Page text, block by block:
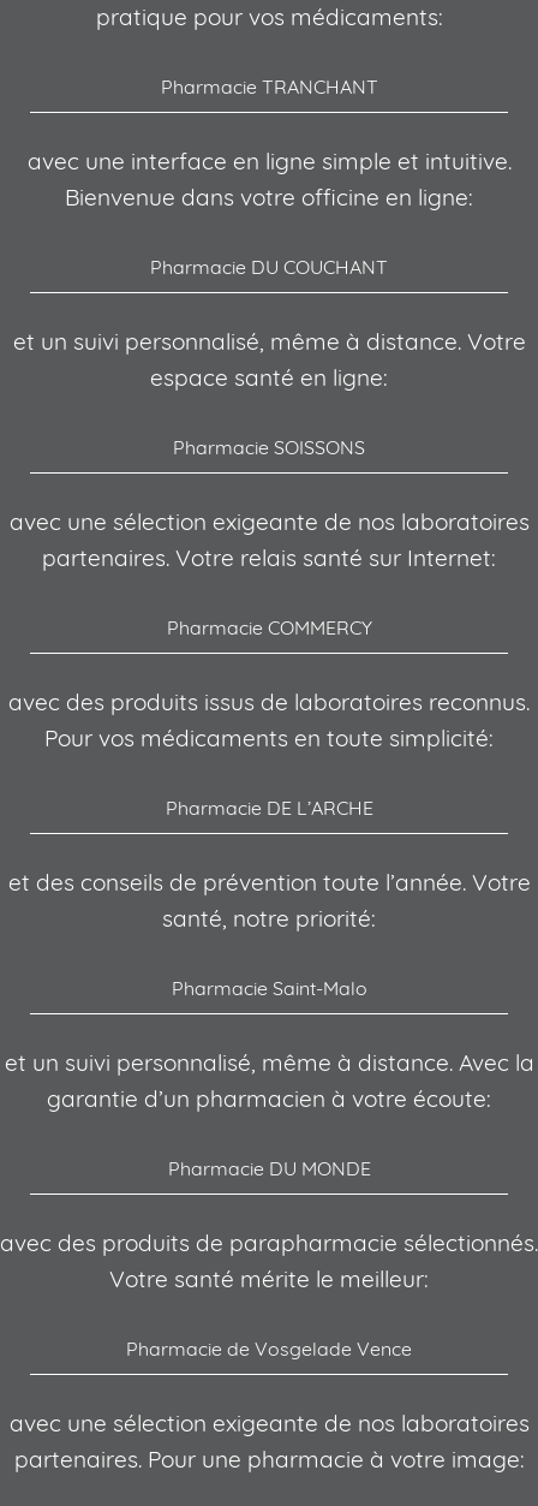
pratique pour vos médicaments:
Pharmacie TRANCHANT
avec une interface en ligne simple et intuitive.
Bienvenue dans votre officine en ligne:
Pharmacie DU COUCHANT
et un suivi personnalisé, même à distance. Votre
espace santé en ligne:
Pharmacie SOISSONS
avec une sélection exigeante de nos laboratoires
partenaires. Votre relais santé sur Internet:
Pharmacie COMMERCY
avec des produits issus de laboratoires reconnus.
Pour vos médicaments en toute simplicité:
Pharmacie DE L’ARCHE
et des conseils de prévention toute l’année. Votre
santé, notre priorité:
Pharmacie Saint-Malo
et un suivi personnalisé, même à distance. Avec la
garantie d’un pharmacien à votre écoute:
Pharmacie DU MONDE
avec des produits de parapharmacie sélectionnés.
Votre santé mérite le meilleur:
Pharmacie de Vosgelade Vence
avec une sélection exigeante de nos laboratoires
partenaires. Pour une pharmacie à votre image: